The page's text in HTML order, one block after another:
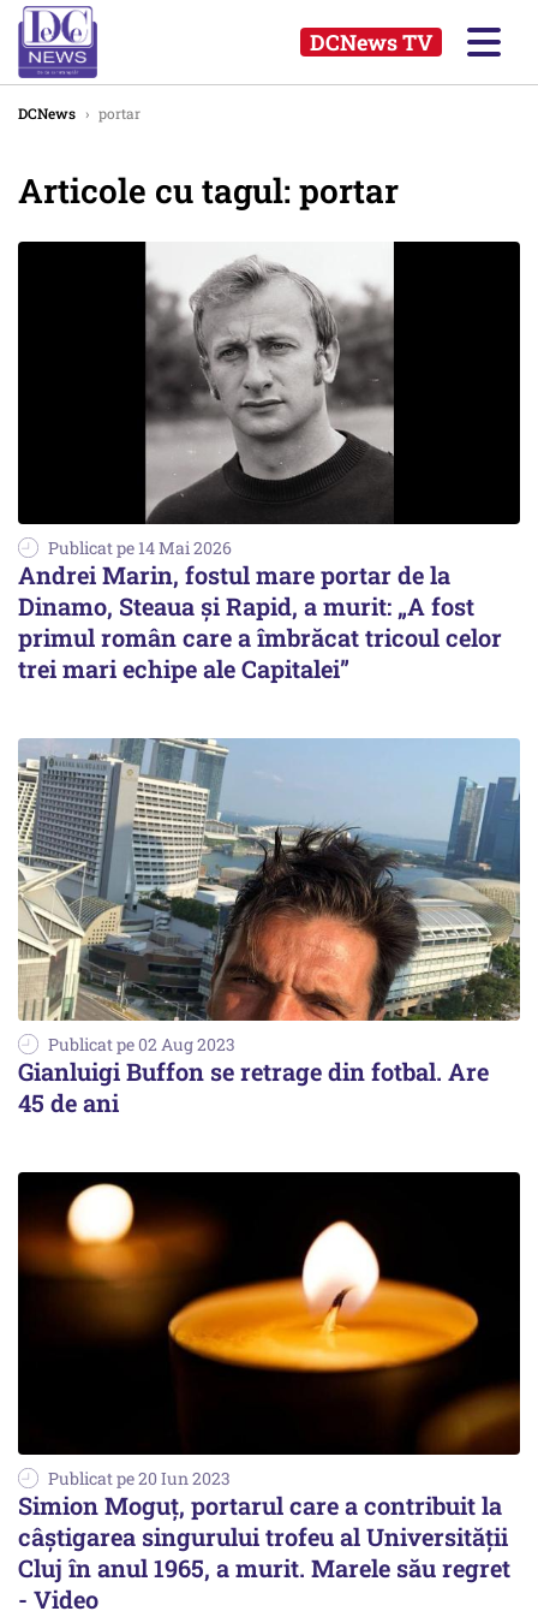
DCNews TV
DCNews › portar
Articole cu tagul: portar
Publicat pe 14 Mai 2026
Andrei Marin, fostul mare portar de la
Dinamo, Steaua și Rapid, a murit: „A fost
primul român care a îmbrăcat tricoul celor
trei mari echipe ale Capitalei”
Publicat pe 02 Aug 2023
Gianluigi Buffon se retrage din fotbal. Are
45 de ani
Publicat pe 20 Iun 2023
Simion Moguț, portarul care a contribuit la
câștigarea singurului trofeu al Universității
Cluj în anul 1965, a murit. Marele său regret
- Video